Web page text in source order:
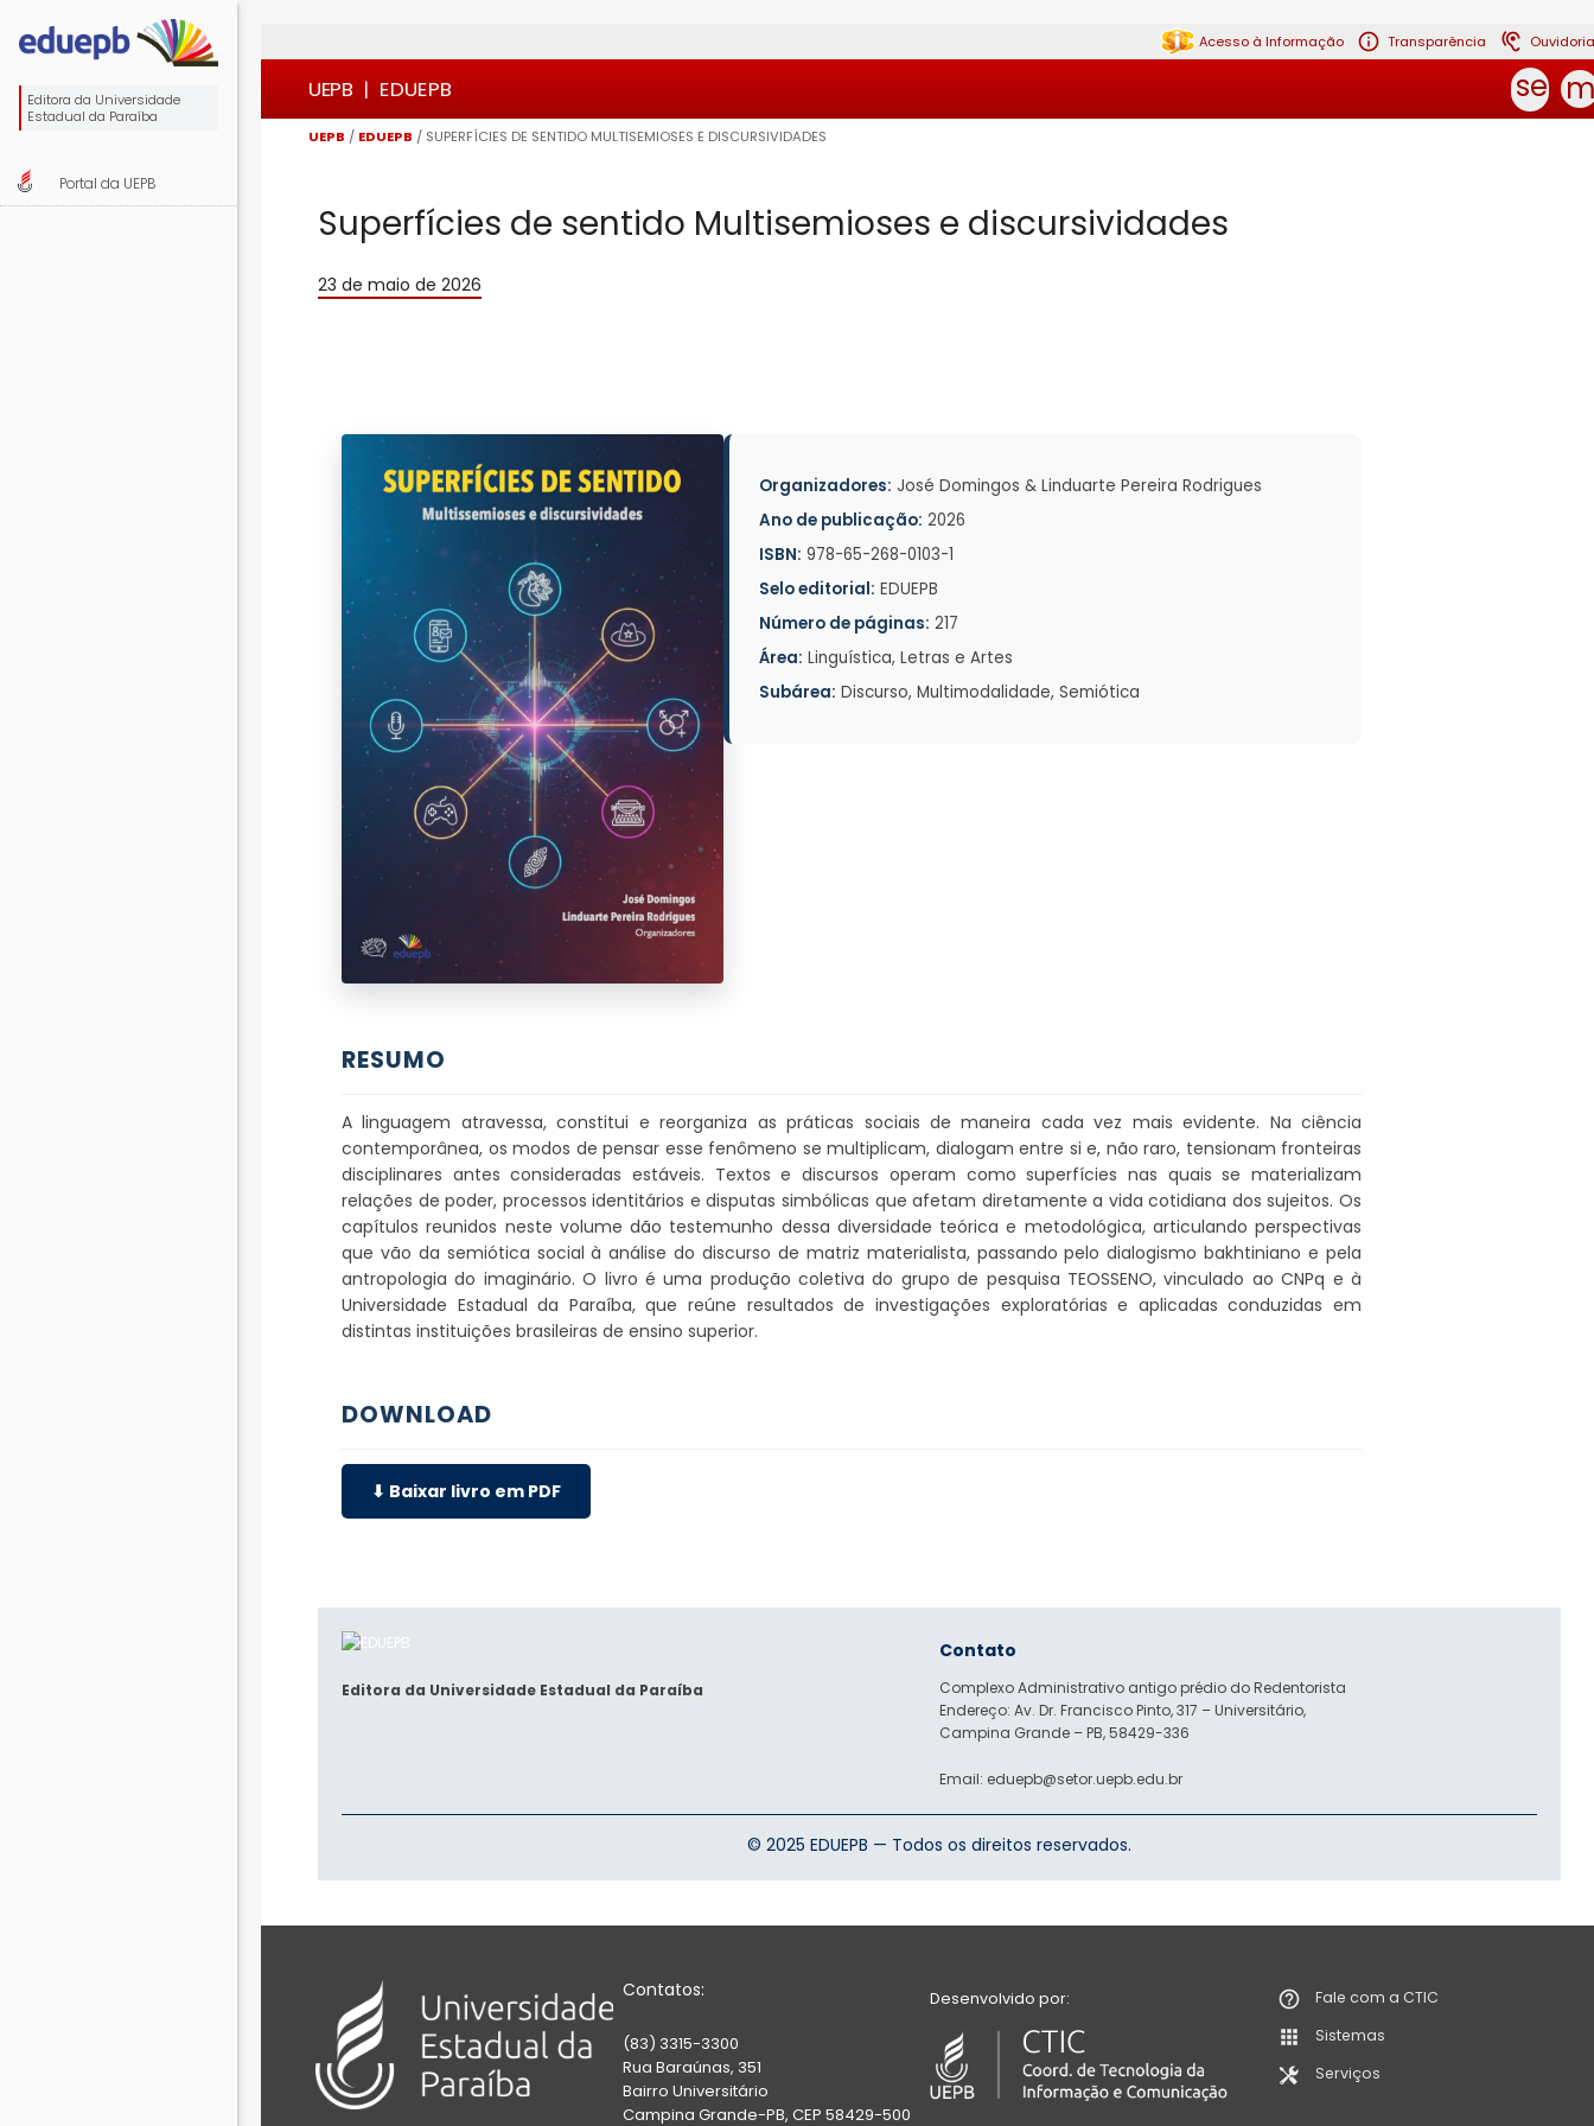
Ir
para
conteúdo
Ir
para
menu
Ir
para
busca
Ir
para
rodapé

Acesso à Informação Transparência Ouvidoria
UEPB | EDUEPB
UEPB / EDUEPB / SUPERFÍCIES DE SENTIDO MULTISEMIOSES E DISCURSIVIDADES
Editora da Universidade
Estadual da Paraíba
Portal da UEPB
Superfícies de sentido Multisemioses e discursividades
23 de maio de 2026
Organizadores: José Domingos & Linduarte Pereira Rodrigues
Ano de publicação: 2026
ISBN: 978-65-268-0103-1
Selo editorial: EDUEPB
Número de páginas: 217
Área: Linguística, Letras e Artes
Subárea: Discurso, Multimodalidade, Semiótica
RESUMO
A linguagem atravessa, constitui e reorganiza as práticas sociais de maneira cada vez mais evidente. Na ciência
contemporânea, os modos de pensar esse fenômeno se multiplicam, dialogam entre si e, não raro, tensionam fronteiras
disciplinares antes consideradas estáveis. Textos e discursos operam como superfícies nas quais se materializam
relações de poder, processos identitários e disputas simbólicas que afetam diretamente a vida cotidiana dos sujeitos. Os
capítulos reunidos neste volume dão testemunho dessa diversidade teórica e metodológica, articulando perspectivas
que vão da semiótica social à análise do discurso de matriz materialista, passando pelo dialogismo bakhtiniano e pela
antropologia do imaginário. O livro é uma produção coletiva do grupo de pesquisa TEOSSENO, vinculado ao CNPq e à
Universidade Estadual da Paraíba, que reúne resultados de investigações exploratórias e aplicadas conduzidas em
distintas instituições brasileiras de ensino superior.
DOWNLOAD
⬇ Baixar livro em PDF
Editora da Universidade Estadual da Paraíba
Contato
Complexo Administrativo antigo prédio do Redentorista
Endereço: Av. Dr. Francisco Pinto, 317 – Universitário,
Campina Grande – PB, 58429-336
Email: eduepb@setor.uepb.edu.br
© 2025 EDUEPB — Todos os direitos reservados.
Contatos:
(83) 3315-3300
Rua Baraúnas, 351
Bairro Universitário
Campina Grande-PB, CEP 58429-500
Desenvolvido por:
Fale com a CTIC
Sistemas
Serviços